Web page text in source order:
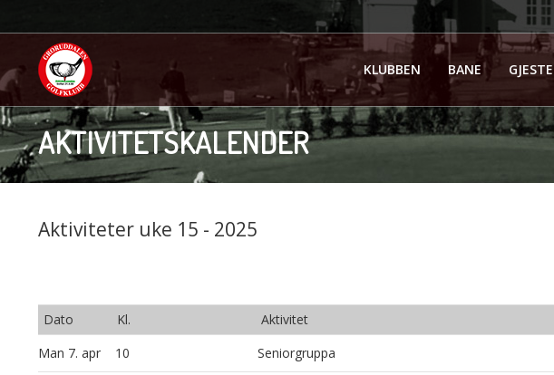
AKTIVITETSKALENDER
KLUBBEN BANE
Aktiviteter uke 15 - 2025
Dato Kl. Aktivitet
Man 7. apr 10 Seniorgruppa